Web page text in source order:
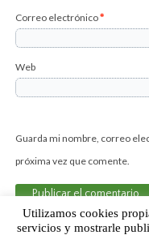
Correo electrónico*
Web
Guarda mi nombre, correo
próxima vez que comente.
Utilizamos cookies
servicios y mostrarle